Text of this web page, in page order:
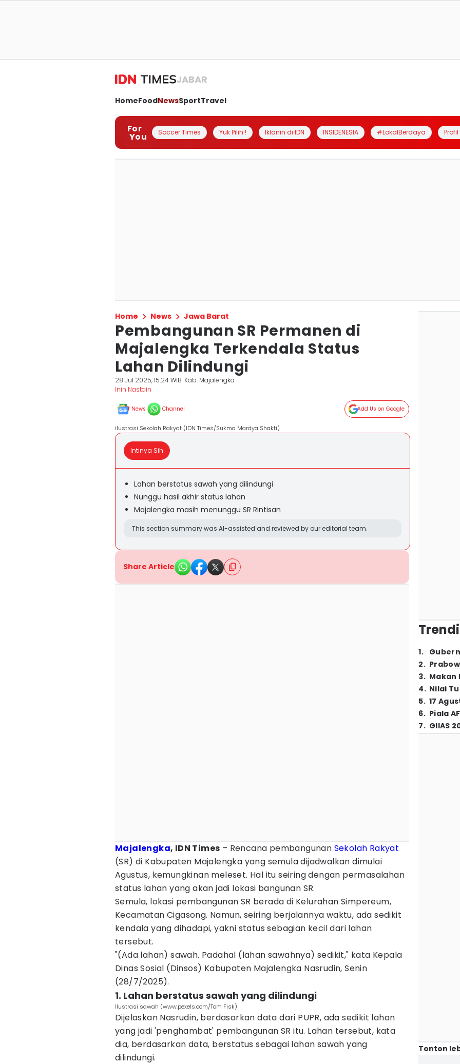
JABAR
HomeFoodNewsSportTravel
For
You Soccer Times Yuk Pilih ! Iklanin di IDN INSIDENESIA #LokalBerdaya
Home News Jawa Barat
Pembangunan SR Permanen di
Majalengka Terkendala Status
Lahan Dilindungi
28 Jul 2025, 15:24 WIB Kab. Majalengka
Inin Nastain
News Channel Add Us on Google
ilustrasi Sekolah Rakyat (IDN Times/Sukma Mardya Shakti)
Intinya Sih
Lahan berstatus sawah yang dilindungi
Nunggu hasil akhir status lahan
Majalengka masih menunggu SR Rintisan
This section summary was AI-assisted and reviewed by our editorial team.
Share Article
Majalengka, IDN Times – Rencana pembangunan Sekolah Rakyat
(SR) di Kabupaten Majalengka yang semula dijadwalkan dimulai
Agustus, kemungkinan meleset. Hal itu seiring dengan permasalahan
status lahan yang akan jadi lokasi bangunan SR.
Semula, lokasi pembangunan SR berada di Kelurahan Simpereum,
Kecamatan Cigasong. Namun, seiring berjalannya waktu, ada sedikit
kendala yang dihadapi, yakni status sebagian kecil dari lahan
tersebut.
"(Ada lahan) sawah. Padahal (lahan sawahnya) sedikit," kata Kepala
Dinas Sosial (Dinsos) Kabupaten Majalengka Nasrudin, Senin
(28/7/2025).
1. Lahan berstatus sawah yang dilindungi
Ilustrasi sawah (www.pexels.com/Tom Fisk)
Dijelaskan Nasrudin, berdasarkan data dari PUPR, ada sedikit lahan
yang jadi 'penghambat' pembangunan SR itu. Lahan tersebut, kata
dia, berdasarkan data, berstatus sebagai lahan sawah yang
dilindungi.
1.
2.
3. Makan
4. Nilai
5. 17
6. Piala
7. GIIAS
Tonton